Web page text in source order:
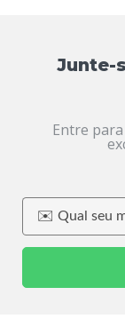
Junte-
Entre